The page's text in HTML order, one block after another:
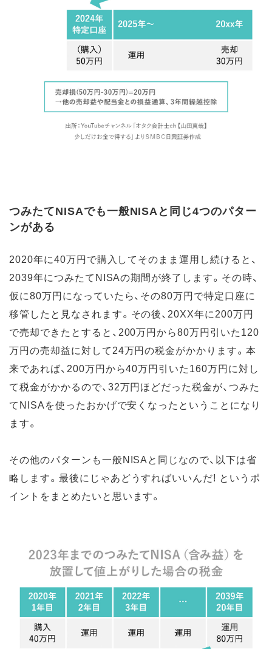
つみたてNISAでも一般NISAと同じ4つのパター
ンがある
2020年に40万円で購入してそのまま運用し続けると、
2039年につみたてNISAの期間が終了します。その時、
仮に80万円になっていたら、その80万円で特定口座に
移管したと見なされます。その後、20XX年に200万円
で売却できたとすると、200万円から80万円引いた120
万円の売却益に対して24万円の税金がかかります。本
来であれば、200万円から40万円引いた160万円に対し
て税金がかかるので、32万円ほどだった税金が、つみた
てNISAを使ったおかげで安くなったということになり
ます。
その他のパターンも一般NISAと同じなので、以下は省
略します。最後にじゃあどうすればいいんだ! というポ
イントをまとめたいと思います。